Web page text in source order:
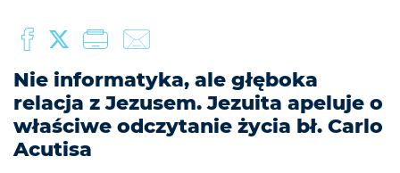
Nie informatyka, ale głęboka
relacja z Jezusem. Jezuita apeluje o
właściwe odczytanie życia bł. Carlo
Acutisa